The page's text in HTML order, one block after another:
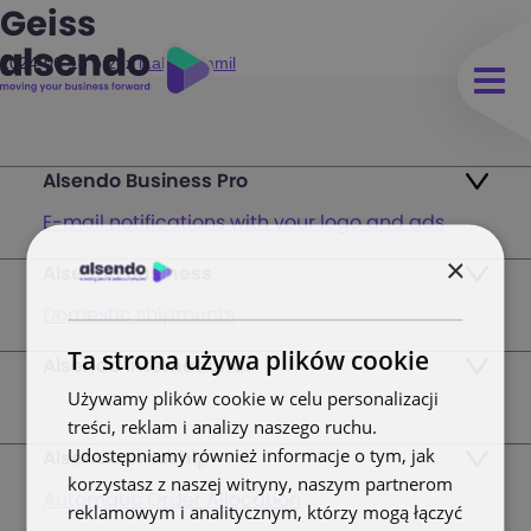
Geiss
2024-06-18przeziLabs - Kamil
Alsendo Business Pro
E-mail notifications with your logo and ads
Ads on the order tracking page
Pricing and Plans
FAQ
Alsendo Business
Domestic shipments
Fast & Secure International Courier Services
for Small Businesses
Pallets & half pallets
Alsendo International
Alsendo Innoship
Automatic Order Allocation
×
Ta strona używa plików cookie
Używamy plików cookie w celu personalizacji
treści, reklam i analizy naszego ruchu.
Udostępniamy również informacje o tym, jak
korzystasz z naszej witryny, naszym partnerom
reklamowym i analitycznym, którzy mogą łączyć